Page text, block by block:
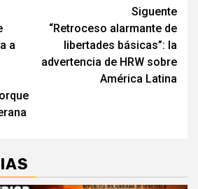
a
Siguente
“Retroceso alarmante de
libertades básicas”: la
advertencia de HRW sobre
América Latina